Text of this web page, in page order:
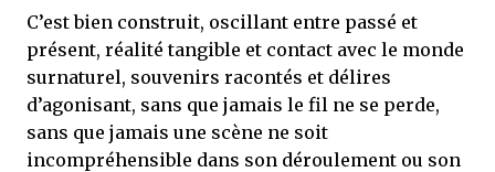
C’est bien construit, oscillant entre passé et
présent, réalité tangible et contact avec le monde
surnaturel, souvenirs racontés et délires
d’agonisant, sans que jamais le fil ne se perde,
sans que jamais une scène ne soit
incompréhensible dans son déroulement ou son